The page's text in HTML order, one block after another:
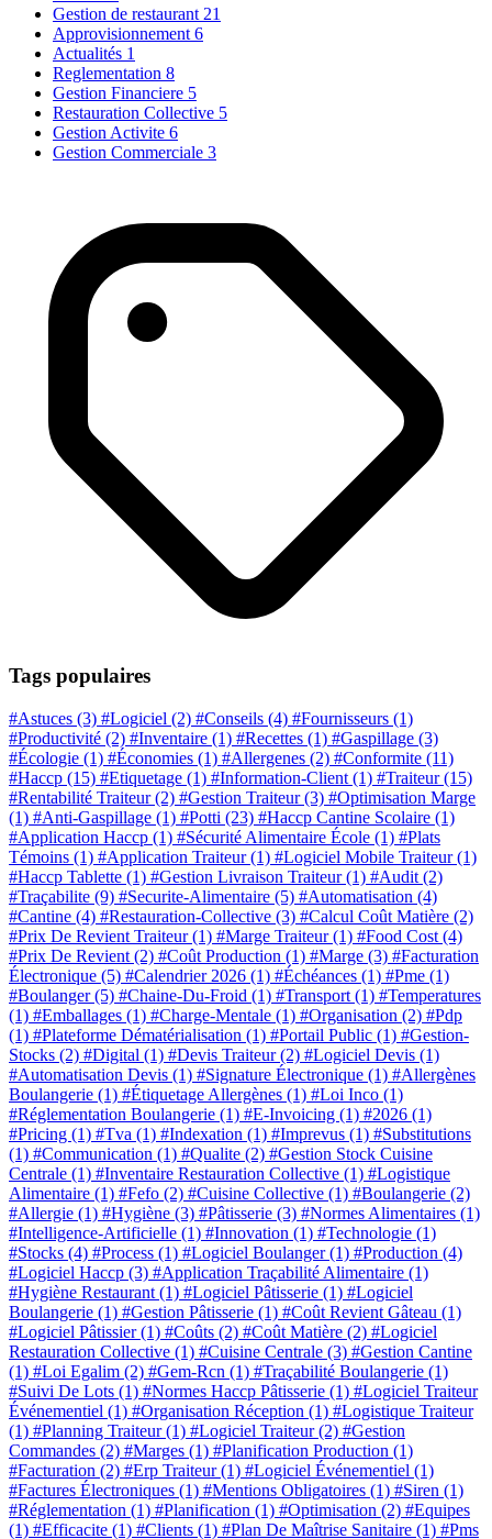
Gestion de restaurant 21
Approvisionnement 6
Actualités 1
Reglementation 8
Gestion Financiere 5
Restauration Collective 5
Gestion Activite 6
Gestion Commerciale 3
Tags populaires
#Astuces (3) #Logiciel (2) #Conseils (4) #Fournisseurs (1)
#Productivité (2) #Inventaire (1) #Recettes (1) #Gaspillage (3)
#Écologie (1) #Économies (1) #Allergenes (2) #Conformite (11)
#Haccp (15) #Etiquetage (1) #Information-Client (1) #Traiteur(15)
#Rentabilité Traiteur(2) #Gestion Traiteur(3) #Optimisation Marge
(1) #Anti-Gaspillage (1) #Potti (23) #Haccp Cantine Scolaire (1)
#Application Haccp (1) #Sécurité Alimentaire École (1) #Plats
Témoins (1) #Application Traiteur(1) #Logiciel Mobile Traiteur(1)
#Haccp Tablette (1) #Gestion Livraison Traiteur(1) #Audit (2)
#Traçabilite (9) #Securite-Alimentaire (5) #Automatisation (4)
#Cantine (4) #Restauration-Collective (3) #Calcul Coût Matière (2)
#Prix De Revient Traiteur(1) #Marge Traiteur(1) #Food Cost (4)
#Prix De Revient (2) #Coût Production (1) #Marge (3) #Facturation
Électronique (5) #Calendrier 2026 (1) #Échéances (1) #Pme (1)
#Boulanger(5) #Chaine-Du-Froid (1) #Transport (1) #Temperatures
(1) #Emballages (1) #Charge-Mentale (1) #Organisation (2) #Pdp
(1) #Plateforme Dématérialisation (1) #Portail Public (1) #Gestion-
Stocks (2) #Digital (1) #Devis Traiteur(2) #Logiciel Devis (1)
#Automatisation Devis (1) #Signature Électronique (1) #Allergènes
Boulangerie (1) #Étiquetage Allergènes (1) #Loi Inco (1)
#Réglementation Boulangerie (1) #E-Invoicing (1) #2026 (1)
#Pricing (1) #Tva (1) #Indexation (1) #Imprevus (1) #Substitutions
(1) #Communication (1) #Qualite (2) #Gestion Stock Cuisine
Centrale (1) #Inventaire Restauration Collective (1) #Logistique
Alimentaire (1) #Fefo (2) #Cuisine Collective (1) #Boulangerie (2)
#Allergie (1) #Hygiène (3) #Pâtisserie (3) #Normes Alimentaires (1)
#Intelligence-Artificielle (1) #Innovation (1) #Technologie (1)
#Stocks (4) #Process (1) #Logiciel Boulanger(1) #Production (4)
#Logiciel Haccp (3) #Application Traçabilité Alimentaire (1)
#Hygiène Restaurant (1) #Logiciel Pâtisserie (1) #Logiciel
Boulangerie (1) #Gestion Pâtisserie (1) #Coût Revient Gâteau (1)
#Logiciel Pâtissier(1) #Coûts (2) #Coût Matière (2) #Logiciel
Restauration Collective (1) #Cuisine Centrale (3) #Gestion Cantine
(1) #Loi Egalim (2) #Gem-Rcn (1) #Traçabilité Boulangerie (1)
#Suivi De Lots (1) #Normes Haccp Pâtisserie (1) #Logiciel Traiteur
Événementiel (1) #Organisation Réception (1) #Logistique Traiteur
(1) #Planning Traiteur(1) #Logiciel Traiteur(2) #Gestion
Commandes (2) #Marges (1) #Planification Production (1)
#Facturation (2) #Erp Traiteur(1) #Logiciel Événementiel (1)
#Factures Électroniques (1) #Mentions Obligatoires (1) #Siren (1)
#Réglementation (1) #Planification (1) #Optimisation (2) #Equipes
(1) #Efficacite (1) #Clients (1) #Plan De Maîtrise Sanitaire (1) #Pms